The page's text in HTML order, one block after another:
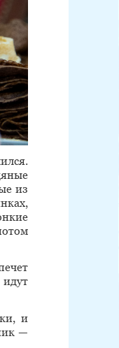
из
и
—